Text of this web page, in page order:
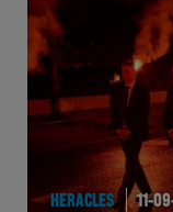
Natuurgras
Wedstrijd
Heracles
HERACLES 11-